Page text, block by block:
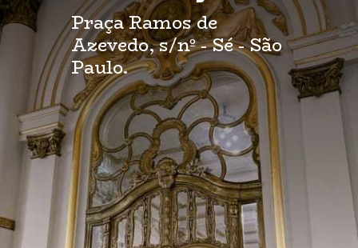
Praça Ramos de
Azevedo, s/nº - Sé - São
Paulo.